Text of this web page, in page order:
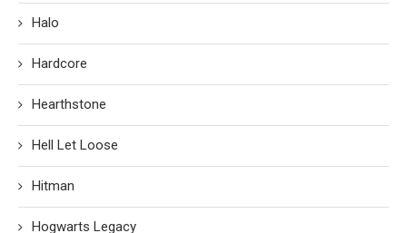
Halo
Hardcore
Hearthstone
Hell Let Loose
Hitman
Hogwarts Legacy